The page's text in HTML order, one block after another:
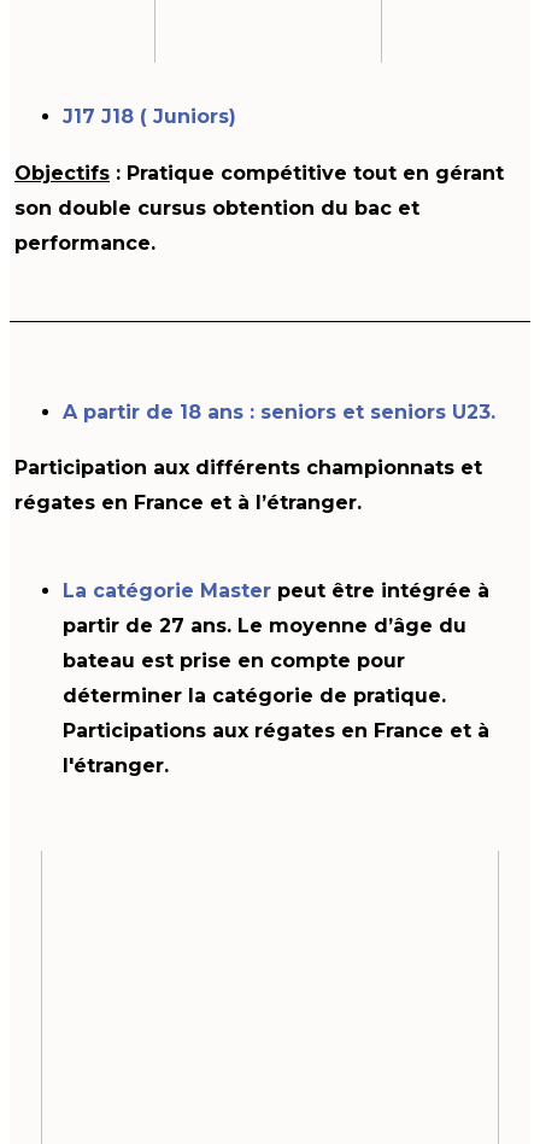
J17 J18 ( Juniors)
Objectifs : Pratique compétitive tout en gérant
son double cursus obtention du bac et
performance.
A partir de 18 ans : seniors et seniors U23.
Participation aux différents championnats et
régates en France et à l’étranger.
La catégorie Master peut être intégrée à
partir de 27 ans. Le moyenne d’âge du
bateau est prise en compte pour
déterminer la catégorie de pratique.
Participations aux régates en France et à
l'étranger.